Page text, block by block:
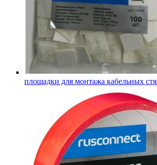
площадки для монтажа кабельных